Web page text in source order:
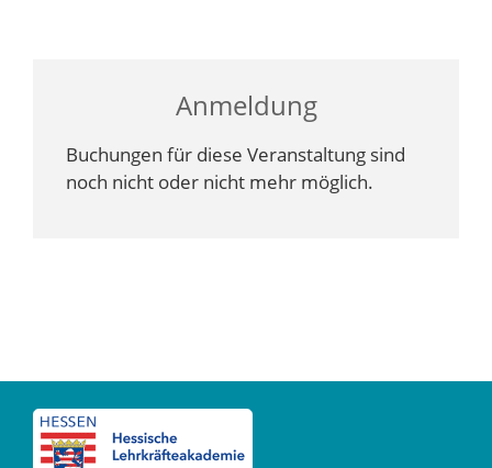
Anmeldung
Buchungen für diese Veranstaltung sind
noch nicht oder nicht mehr möglich.